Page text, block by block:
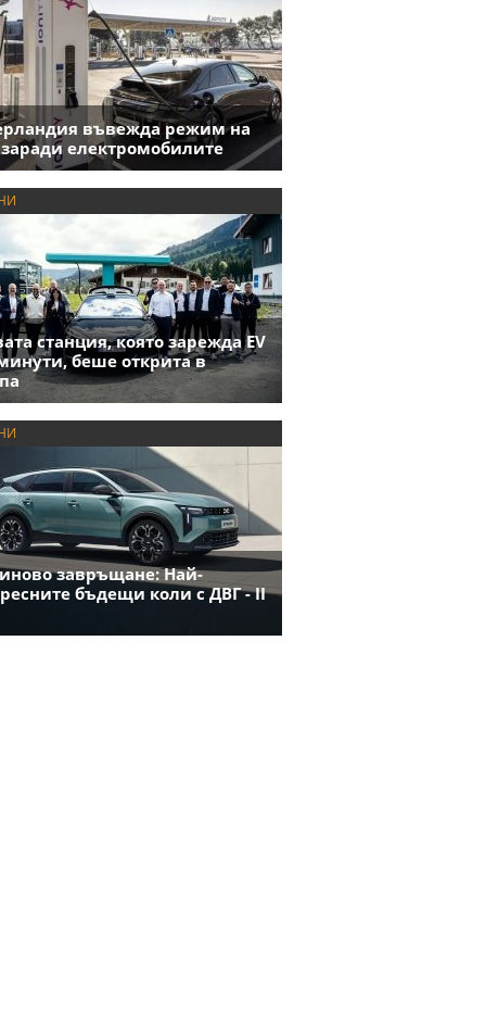
въвежда режим на
заради електромобилите
станция, която зарежда EV
беше открита в
завръщане: Най-
бъдещи коли с ДВГ - II